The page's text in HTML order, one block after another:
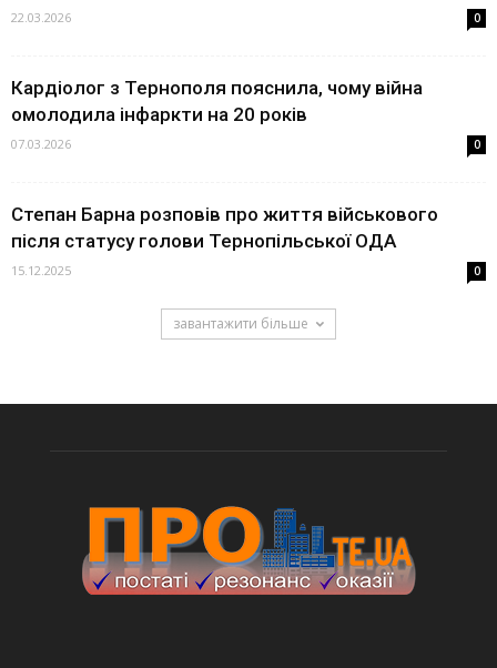
22.03.2026 0
Кардіолог з Тернополя пояснила, чому війна
омолодила інфаркти на 20 років
07.03.2026 0
Степан Барна розповів про життя військового
після статусу голови Тернопільської ОДА
15.12.2025 0
завантажити більше